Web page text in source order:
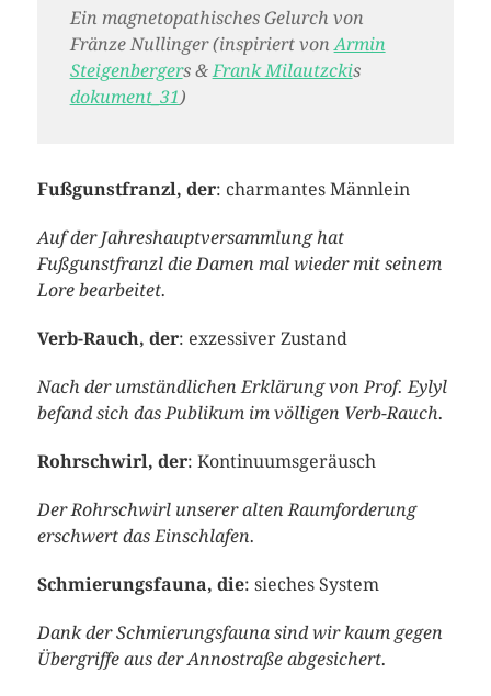
Ein magnetopathisches Gelurch von
Fränze Nullinger (inspiriert vonArmin
Steigenbergers &Frank Milautzckis
dokument_31)
Fußgunstfranzl, der: charmantes Männlein
Auf der Jahreshauptversammlung hat
Fußgunstfranzl die Damen mal wieder mit seinem
Lore bearbeitet.
Verb-Rauch, der: exzessiver Zustand
Nach der umständlichen Erklärung von Prof.Eylyl
befand sich das Publikum im völligen Verb-Rauch.
Rohrschwirl, der: Kontinuumsgeräusch
Der Rohrschwirl unserer altenRaumforderung
erschwert das Einschlafen.
Schmierungsfauna, die: sieches System
Dank der Schmierungsfauna sind wir kaum gegen
Übergriffe aus der Annostraße abgesichert.